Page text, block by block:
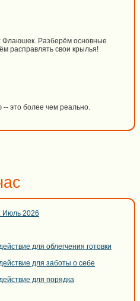
Флаюшек. Разберём основные
расправлять свои крылья!
это более чем реально.
Июль 2026
для облегчения готовки
для заботы о себе
для порядка